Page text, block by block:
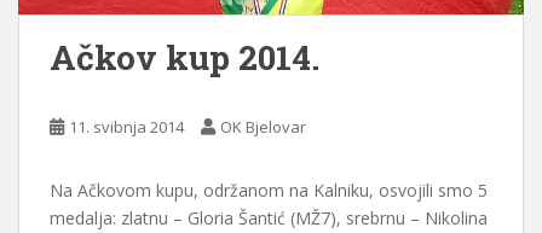
Ačkov kup 2014.
11. svibnja 2014 OK Bjelovar
Na Ačkovom kupu, održanom na Kalniku, osvojili smo 5
medalja: zlatnu – Gloria Šantić (MŽ7), srebrnu – Nikolina